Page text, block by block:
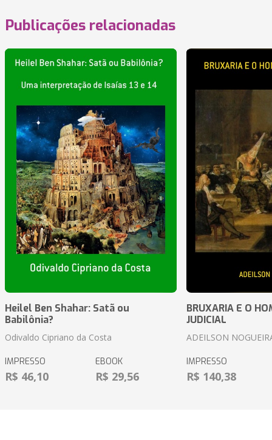
Publicações relacionadas
Heilel Ben Shahar: Satã ou
Babilônia?
Odivaldo Cipriano da Costa
IMPRESSO
R$ 46,10
EBOOK
R$ 29,56
BRUXARIA E O
JUDICIAL
ADEILSON
IMPRESSO
R$ 140,38